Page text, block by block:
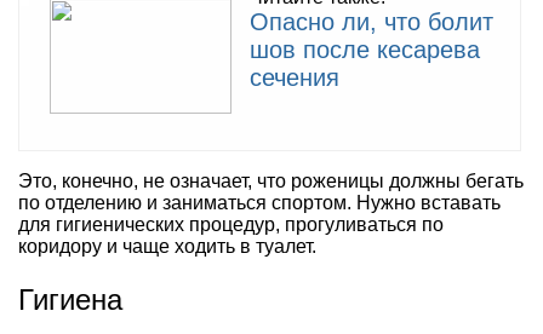
Опасно ли, что болит
шов после кесарева
сечения
Это, конечно, не означает, что роженицы должны бегать
по отделению и заниматься спортом. Нужно вставать
для гигиенических процедур, прогуливаться по
коридору и чаще ходить в туалет.
Гигиена